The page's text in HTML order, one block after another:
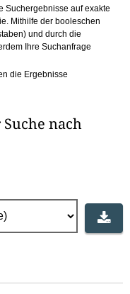
Suchergebnisse auf exakte
Mithilfe der booleschen
und durch die
Ihre Suchanfrage
die Ergebnisse
nach